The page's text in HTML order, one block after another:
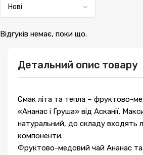
Детальний опис товару
Смак літа та тепла – фруктово-
«Ананас і Груша» від Асканії.
натуральний, до складу входять
компоненти.
Фруктово-медовий чай Ананас
Відгуків немає, поки що.